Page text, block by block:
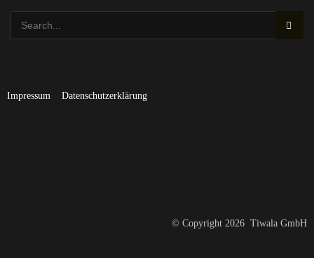
Impressum Datenschutzerklärung
© Copyright 2026 Tiwala GmbH